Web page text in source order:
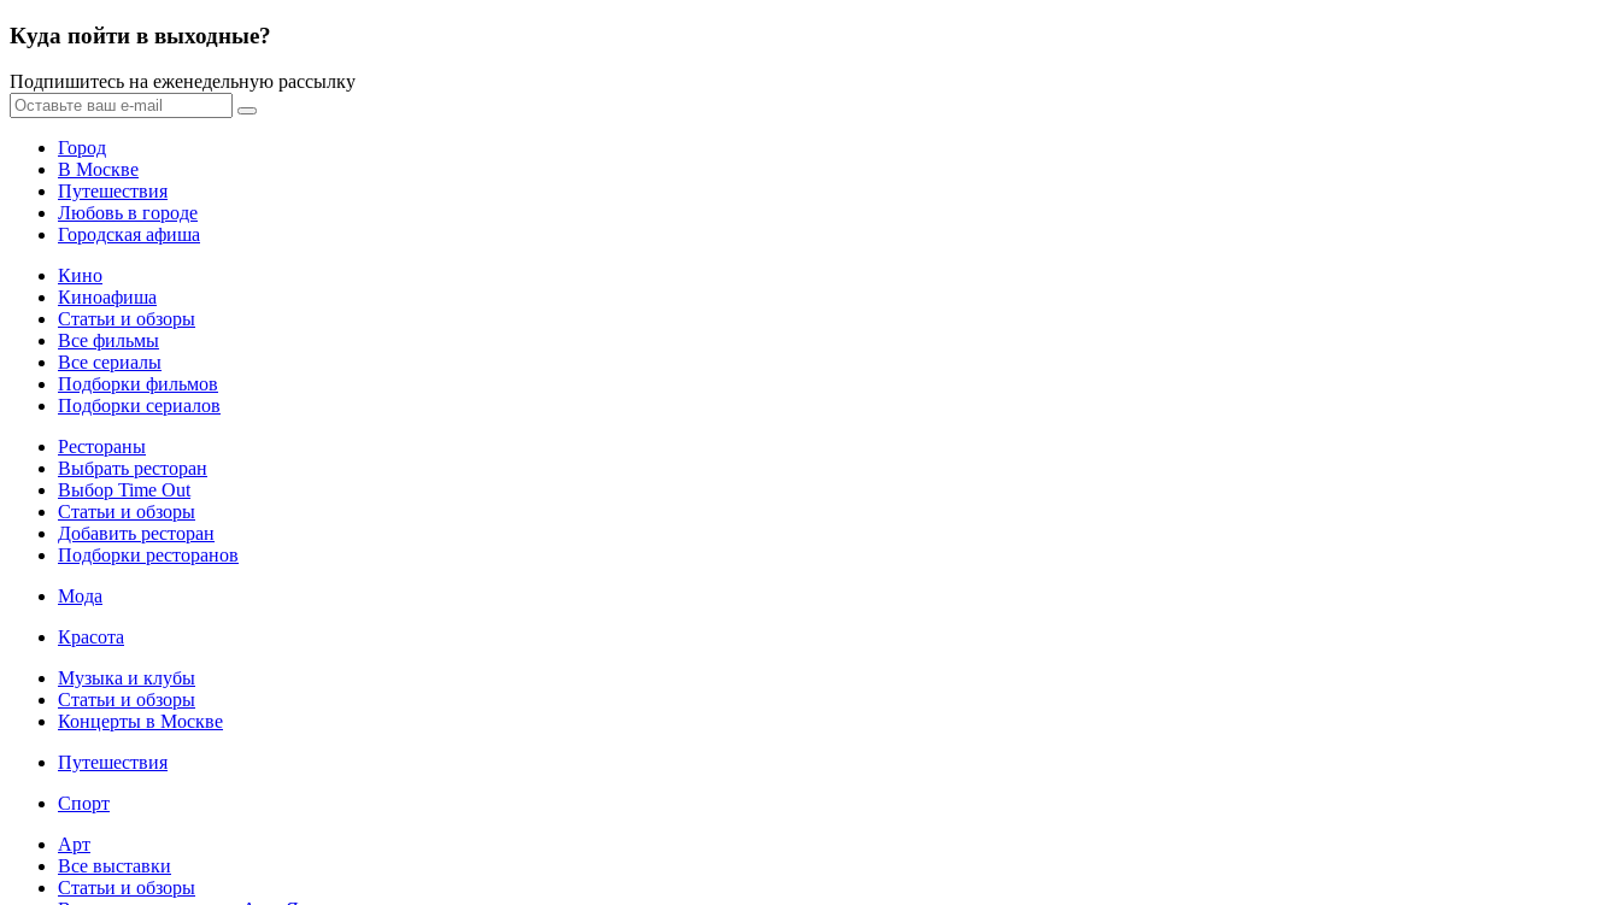
Куда пойти в выходные?
Подпишитесь на еженедельную рассылку
Город
В Москве
Путешествия
Любовь в городе
Городская афиша
Кино
Киноафиша
Статьи и обзоры
Все фильмы
Все сериалы
Подборки фильмов
Подборки сериалов
Рестораны
Выбрать ресторан
Выбор Time Out
Статьи и обзоры
Добавить ресторан
Подборки ресторанов
Мода
Красота
Музыка и клубы
Статьи и обзоры
Концерты в Москве
Путешествия
Спорт
Арт
Все выставки
Статьи и обзоры